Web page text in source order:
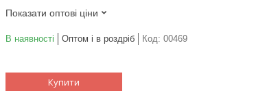
Показати оптові ціни
В наявності Оптом і в роздріб Код: 00469
Купити